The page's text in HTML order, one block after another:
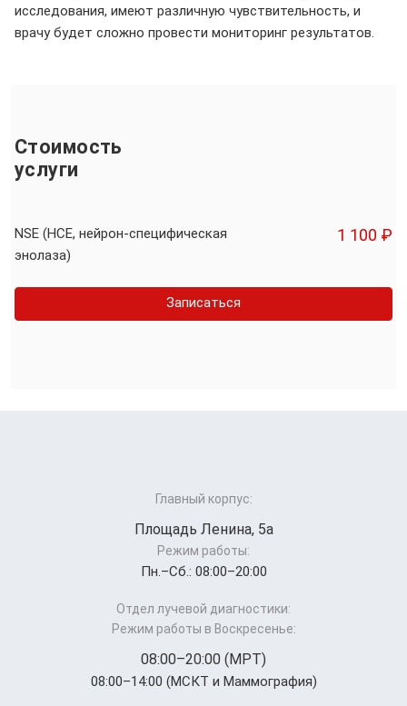
исследования, имеют различную чувствительность, и
врачу будет сложно провести мониторинг результатов.
Стоимость
услуги
NSE (НСЕ, нейрон-специфическая
энолаза)
1 100 ₽
Записаться
Главный корпус:
Площадь Ленина, 5а
Режим работы:
Пн.–Cб.: 08:00–20:00
Отдел лучевой диагностики:
Режим работы в Воскресенье:
08:00–20:00 (МРТ)
08:00–14:00 (МСКТ и Маммография)